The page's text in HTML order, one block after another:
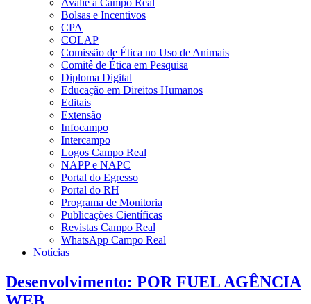
Avalie a Campo Real
Bolsas e Incentivos
CPA
COLAP
Comissão de Ética no Uso de Animais
Comitê de Ética em Pesquisa
Diploma Digital
Educação em Direitos Humanos
Editais
Extensão
Infocampo
Intercampo
Logos Campo Real
NAPP e NAPC
Portal do Egresso
Portal do RH
Programa de Monitoria
Publicações Científicas
Revistas Campo Real
WhatsApp Campo Real
Notícias
Desenvolvimento: POR FUEL AGÊNCIA